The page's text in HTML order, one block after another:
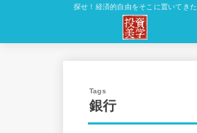
探せ！経済的自由をそこに置いてきた
銀行